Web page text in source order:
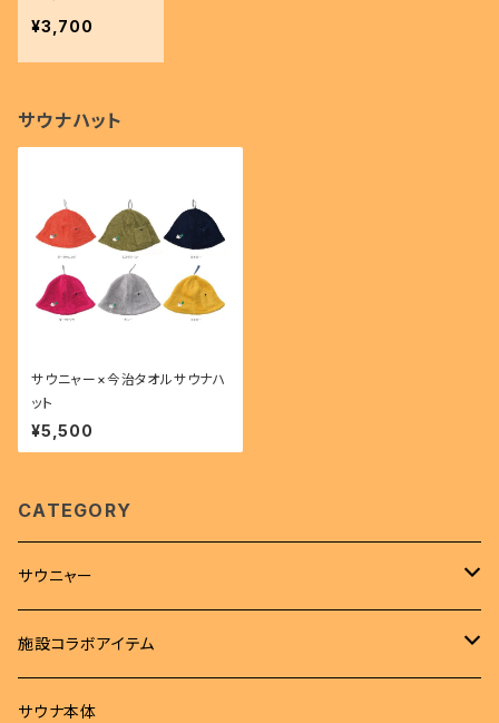
¥3,700
サウナハット
サウニャー×今治タオルサウナハ
ット
¥5,500
CATEGORY
サウニャー
アパレル
Tシャツ
サウナハット
施設コラボアイテム
Tシャツ
サウナ本体